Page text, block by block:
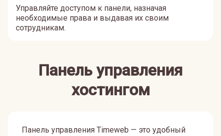
Управляйте доступом к панели, назначая
необходимые права и выдавая их своим
сотрудникам.
Панель управления
хостингом
Панель управления Timeweb — это удобный